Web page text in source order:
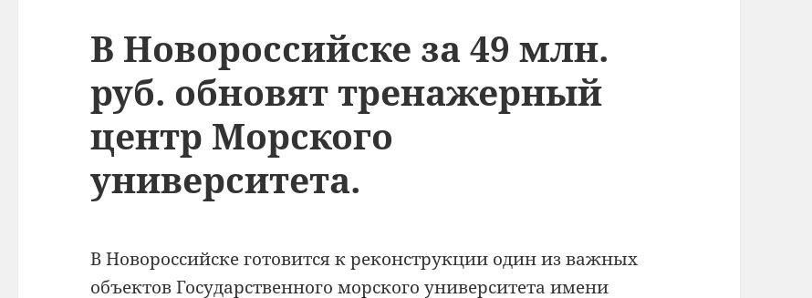
В Новороссийске за 49 млн.
руб. обновят тренажерный
центр Морского
университета.
В Новороссийске готовится к реконструкции один из важных
объектов Государственного морского университета имени